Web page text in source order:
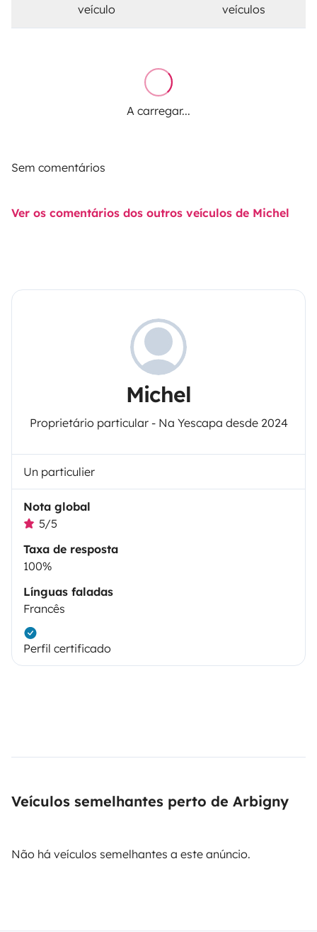
veículo
veículos
A carregar...
Sem comentários
Ver os comentários dos outros veículos de Michel
Michel
Proprietário particular - Na Yescapa desde 2024
Un particulier
Nota global
5/5
Taxa de resposta
100%
Línguas faladas
Francês
Perfil certificado
Veículos semelhantes perto de Arbigny
Não há veículos semelhantes a este anúncio.